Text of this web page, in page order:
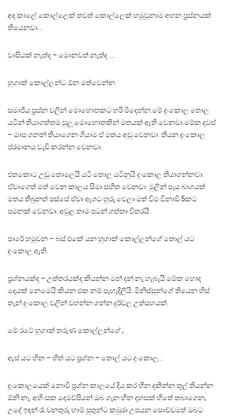
අද කාලේ කොල්ලෙක් තවත් කොල්ලෙක් හමුවුනාම අහන ප්‍රස්නයක්
තියෙනවා…
වාසියක් නැත්ද – මොනවත් නැත්ද ….
හුගාක් කොල්ලන්ට ඕන මත්වෙන්න.
සමාජිය ප්‍රස්න වලින් මොහොතකට හරි මිදෙන්න.මේ දුංකොල තොල
යටින් තියාගත්තම සුලු මොහොතකින් මතයක් ඇති වෙනවා.මේක දවස්
– මාස ගනන් තියාගෙන ගියාම ඒ මතය අඩු වෙනවා. තියන දුංකොල
ප්රමානය වැඩි කරන්න වෙනවා.
එතකොට උඩු තොලෙයි යටි තොල යටිනුයි දුංකොල තියාගන්නවා.
ඒවාගෙත් මත් වෙන කාලය සිමා සහිත වෙනවා. මුලින් පැය බාගයක්
මතය තිබුනත් පස්සේ ඒවා ඇගට හුරු වෙලා මත් විම විනාඩි 5කට
පමනක් වෙනවා. අවුල තාම පටන් ගත්තා විතරයි.
පාරේ හමුවන – බස් එකේ යන හුගාක් කොල්ලන්ගේ තොල් යට
දුංකොල ඇති.
ප්‍රශ්නයක්ද – උත්තරයක්ද කියන්න මන් දන් නැ.හැබැයි මේක හොද
දෙයක් නෙමෙයි කියන එක නම් පැහැදිලියි. මිනිස්සුන්ගේ තියෙන හිස්
තැන් දුංකොල වලින් වහන්න ගන්න දුර්වල උත්සහයක්.
මේ රටේ හුගාක් තරුණ කොල්ලන්ගේ ,
ඇස් යට හින – හිත් යට ප්‍රශ්න – තොල් යට දුංකොල…
දුංකොලයෙක් නොවි ප්‍රශ්න කාලයේ දිය කර හීන දකින්න තූල් තියන්න
ඕනි නෑ. අහිංසක දෙමව්පියන් ඔබ ගැන හීන දහසක් හිතේ තබාගෙන,
උදේ ඉඳන් රෑ වනතුරු හාම් පුතුන්ට කඹුරා උපයන සොච්චමත් ඔබට